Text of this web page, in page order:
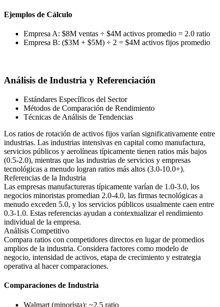
Ejemplos de Cálculo
Empresa A: $8M ventas ÷ $4M activos promedio = 2.0 ratio
Empresa B: ($3M + $5M) ÷ 2 = $4M activos fijos promedio
Análisis de Industria y Referenciación
Estándares Específicos del Sector
Métodos de Comparación de Rendimiento
Técnicas de Análisis de Tendencias
Los ratios de rotación de activos fijos varían significativamente entre
industrias. Las industrias intensivas en capital como manufactura,
servicios públicos y aerolíneas típicamente tienen ratios más bajos
(0.5-2.0), mientras que las industrias de servicios y empresas
tecnológicas a menudo logran ratios más altos (3.0-10.0+).
Referencias de la Industria
Las empresas manufactureras típicamente varían de 1.0-3.0, los
negocios minoristas promedian 2.0-4.0, las firmas tecnológicas a
menudo exceden 5.0, y los servicios públicos usualmente caen entre
0.3-1.0. Estas referencias ayudan a contextualizar el rendimiento
individual de la empresa.
Análisis Competitivo
Compara ratios con competidores directos en lugar de promedios
amplios de la industria. Considera factores como modelo de
negocio, intensidad de activos, etapa de crecimiento y estrategia
operativa al hacer comparaciones.
Comparaciones de Industria
Walmart (minorista): ~2.5 ratio